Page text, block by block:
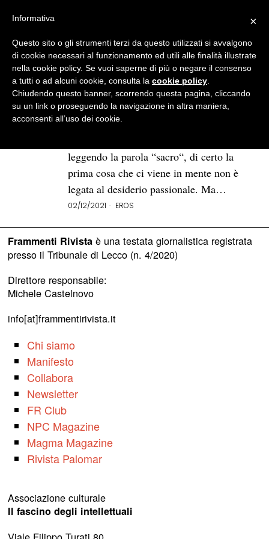
BROWSE TAG
talmud
Quando l’eros incontra il sacro:
il desiderio nelle scritture
Quando l’eros incontra il sacro nasce
leggendo la parola “sacro“, di certo la
prima cosa che ci viene in mente non è
legata al desiderio passionale. Ma…
02/12/2021 EROS
Frammenti Rivistaè una testata giornalistica registrata
presso il Tribunale di Lecco (n. 4/2020)
Direttore responsabile:
Michele Castelnovo
info[at]frammentirivista.it
Chi siamo
Manifesto
Collabora
Newsletter
FR Club
NPC Magazine
Magma Magazine
Rivista Palomar
Associazione culturale
Il fascino degli intellettuali
×
Informativa
Questo sito o gli strumenti terzi da questo utilizzati si avvalgono
di cookie necessari al funzionamento ed utili alle finalità illustrate
nella cookie policy. Se vuoi saperne di più o negare il consenso
a tutti o ad alcuni cookie, consulta la cookie policy
Chiudendo questo banner, scorrendo questa pagina, cliccando
su un link o proseguendo la navigazione in altra maniera,
acconsenti all’uso dei cookie.